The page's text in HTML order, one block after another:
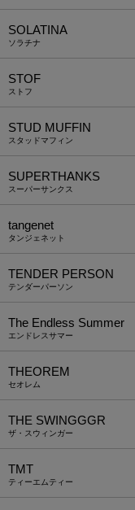
SOLATINA
ソラチナ
STOF
ストフ
STUD MUFFIN
スタッドマフィン
SUPERTHANKS
スーパーサンクス
tangenet
タンジェネット
TENDER PERSON
テンダーパーソン
The Endless Summer
エンドレスサマー
THEOREM
セオレム
THE SWINGGGR
ザ・スウィンガー
TMT
ティーエムティー